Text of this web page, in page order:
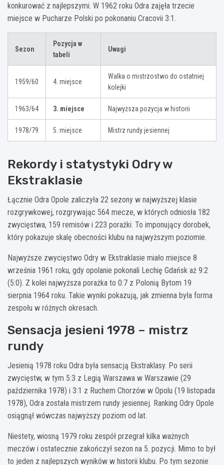
konkurować z najlepszymi. W 1962 roku Odra zajęła trzecie
miejsce w Pucharze Polski po pokonaniu Cracovii 3:1.
Sezon
Pozycja w
tabeli
Uwagi
1959/60 4. miejsce
Walka o mistrzostwo do ostatniej
kolejki
1963/64 3. miejsce Najwyższa pozycja w historii
1978/79 5. miejsce Mistrz rundy jesiennej
Rekordy i statystyki Odry w
Ekstraklasie
Łącznie Odra Opole zaliczyła 22 sezony w najwyższej klasie
rozgrywkowej, rozgrywając 564 mecze, w których odniosła 182
zwycięstwa, 159 remisów i 223 porażki. To imponujący dorobek,
który pokazuje skalę obecności klubu na najwyższym poziomie.
Najwyższe zwycięstwo Odry w Ekstraklasie miało miejsce 8
września 1961 roku, gdy opolanie pokonali Lechię Gdańsk aż 9:2
(5:0). Z kolei najwyższa porażka to 0:7 z Polonią Bytom 19
sierpnia 1964 roku. Takie wyniki pokazują, jak zmienna była forma
zespołu w różnych okresach.
Sensacja jesieni 1978 – mistrz
rundy
Jesienią 1978 roku Odra była sensacją Ekstraklasy. Po serii
zwycięstw, w tym 5:3 z Legią Warszawa w Warszawie (29
października 1978) i 3:1 z Ruchem Chorzów w Opolu (19 listopada
1978), Odra została mistrzem rundy jesiennej. Ranking Odry Opole
osiągnął wówczas najwyższy poziom od lat.
Niestety, wiosną 1979 roku zespół przegrał kilka ważnych
meczów i ostatecznie zakończył sezon na 5. pozycji. Mimo to był
to jeden z najlepszych wyników w historii klubu. Po tym sezonie